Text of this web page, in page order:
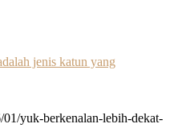
jenis katun yang
yuk-berkenalan-lebih-dekat-